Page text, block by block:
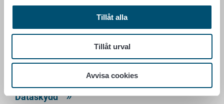
Tillåt alla
Tillåt urval
Avvisa cookies
LIVSMEDELSVERKET
PB 100
00027 LIVSMEDELSVERKET
Dataskydd